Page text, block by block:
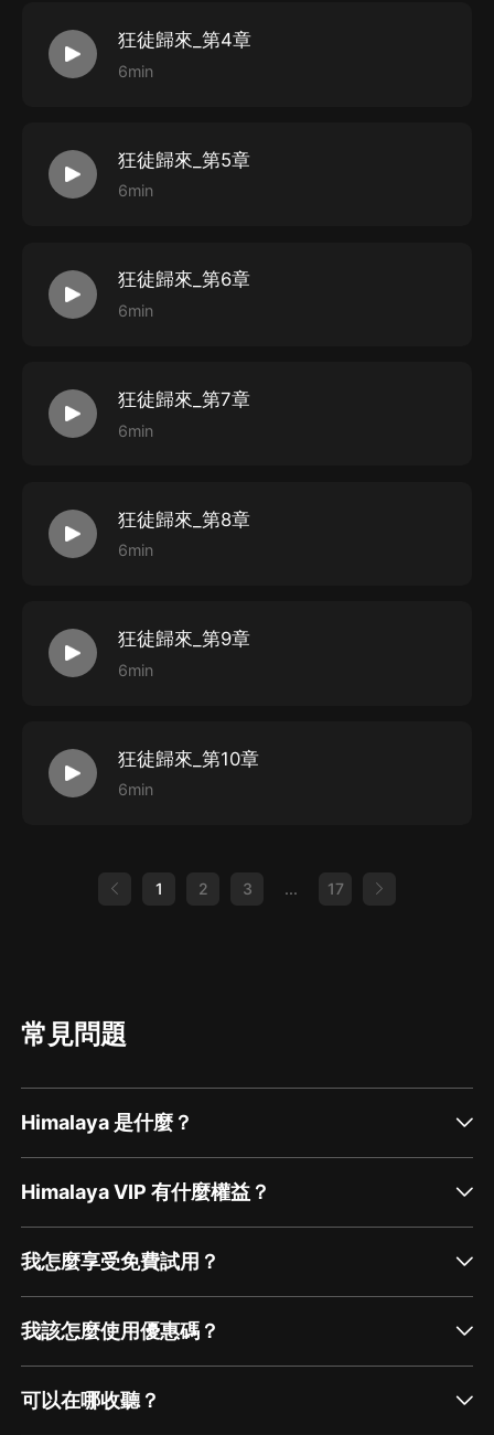
狂徒歸來_第4章
6min
狂徒歸來_第5章
6min
狂徒歸來_第6章
6min
狂徒歸來_第7章
6min
狂徒歸來_第8章
6min
狂徒歸來_第9章
6min
狂徒歸來_第10章
6min
1 2 3 ... 17
常見問題
Himalaya 是什麼？
Himalaya VIP 有什麼權益？
我怎麼享受免費試用？
我該怎麼使用優惠碼？
可以在哪收聽？